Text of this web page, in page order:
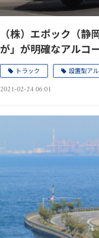
（株）エポック（
が」が明確なアルコ
せません。
トラック 設置型ア
2021-02-24 06:01